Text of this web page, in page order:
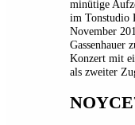
minütige
im Tonstudio
November
Gassenhauer
Konzert mit
als zweiter